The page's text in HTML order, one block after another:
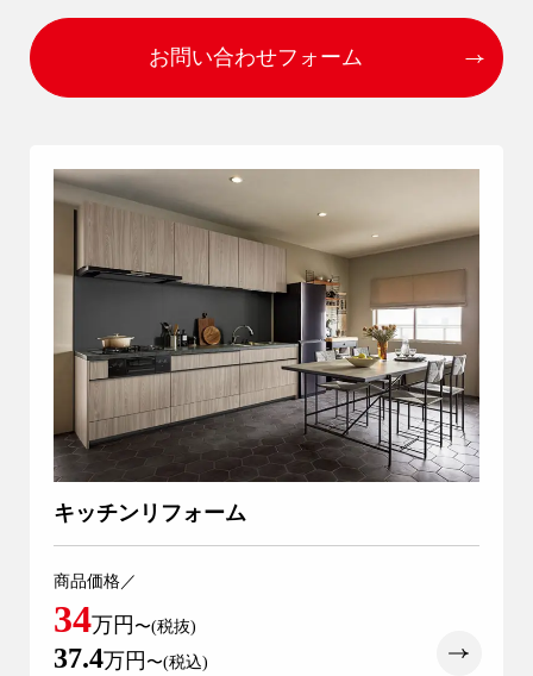
お問い合わせフォーム
キッチンリフォーム
商品価格／
34万円 〜(税抜)
37.4万円 〜(税込)
リフォーム
0120-37-7611
営業時間 9時〜17時（定休／水曜日）
04-2950-7171
事業用
04-2968-5522